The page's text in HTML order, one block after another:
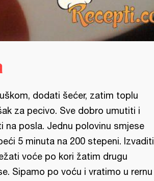
dodati šećer, zatim toplu
za pecivo. Sve dobro umutiti i
na posla. Jednu polovinu smjese
5 minuta na 200 stepeni. Izvaditi
voće po kori žatim drugu
Sipamo po voću i vratimo u rernu